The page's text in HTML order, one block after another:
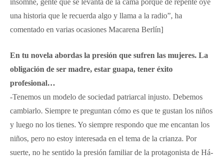
una historia que le recuerda algo y llama a la radio”, ha
comentado en varias ocasiones Macarena Berlín]
En tu novela abordas la presión que sufren las mujeres. La
obligación de ser madre, estar guapa, tener éxito
profesional…
-Tenemos un modelo de sociedad patriarcal injusto. Debemos
cambiarlo. Siempre te preguntan cómo es que te gustan los niños
y luego no los tienes. Yo siempre respondo que me encantan los
niños, pero no estoy interesada en el tema de la crianza. Por
suerte, no he sentido la presión familiar de la protagonista de Há-